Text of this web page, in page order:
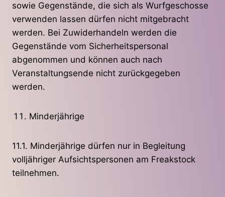
sowie Gegenstände, die sich als Wurfgeschosse
verwenden lassen dürfen nicht mitgebracht
werden. Bei Zuwiderhandeln werden die
Gegenstände vom Sicherheitspersonal
abgenommen und können auch nach
Veranstaltungsende nicht zurückgegeben
werden.
Minderjährige
11.1. Minderjährige dürfen nur in Begleitung
volljähriger Aufsichtspersonen am Freakstock
teilnehmen.